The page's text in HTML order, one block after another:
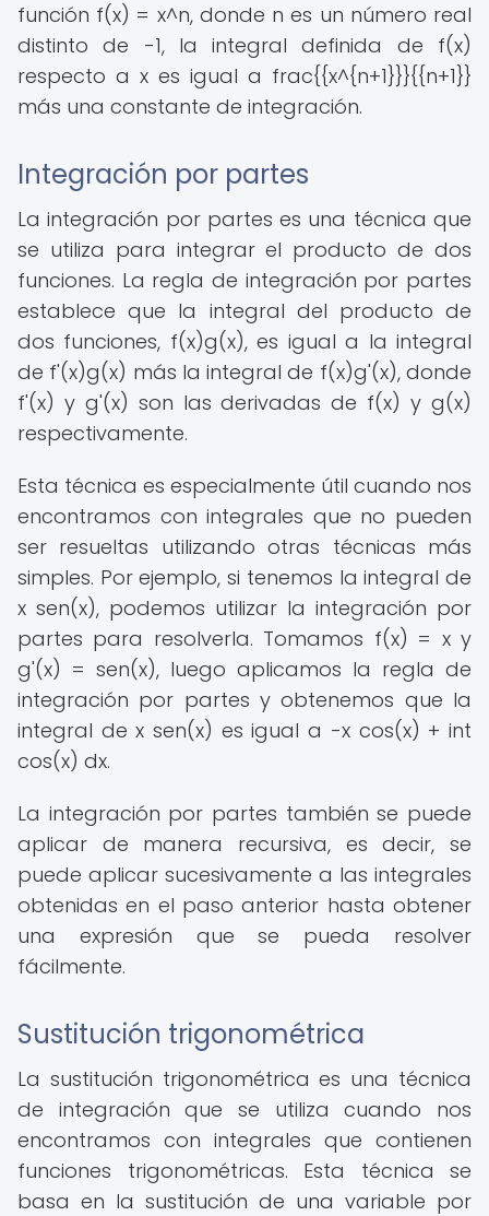
función f(x) = x^n, donde n es un número real
distinto de -1, la integral definida de f(x)
respecto a x es igual a frac{{x^{n+1}}}{{n+1}}
más una constante de integración.
Integración por partes
La integración por partes es una técnica que
se utiliza para integrar el producto de dos
funciones. La regla de integración por partes
establece que la integral del producto de
dos funciones, f(x)g(x), es igual a la integral
de f'(x)g(x) más la integral de f(x)g'(x), donde
f'(x) y g'(x) son las derivadas de f(x) y g(x)
respectivamente.
Esta técnica es especialmente útil cuando nos
encontramos con integrales que no pueden
ser resueltas utilizando otras técnicas más
simples. Por ejemplo, si tenemos la integral de
x sen(x), podemos utilizar la integración por
partes para resolverla. Tomamos f(x) = x y
g'(x) = sen(x), luego aplicamos la regla de
integración por partes y obtenemos que la
integral de x sen(x) es igual a -x cos(x) + int
cos(x) dx.
La integración por partes también se puede
aplicar de manera recursiva, es decir, se
puede aplicar sucesivamente a las integrales
obtenidas en el paso anterior hasta obtener
una expresión que se pueda resolver
fácilmente.
Sustitución trigonométrica
La sustitución trigonométrica es una técnica
de integración que se utiliza cuando nos
encontramos con integrales que contienen
funciones trigonométricas. Esta técnica se
basa en la sustitución de una variable por